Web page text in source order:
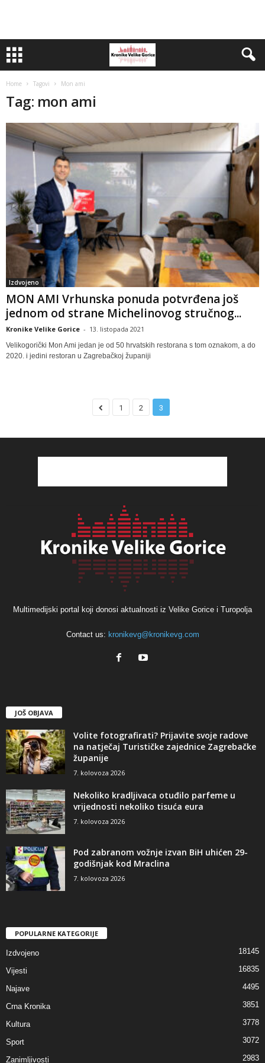
Home Tagovi Mon ami
Tag: mon ami
Izdvojeno
MON AMI Vrhunska ponuda potvrđena još
jednom od strane Michelinovog stručnog...
Kronike Velike Gorice - 13. listopada 2021
Velikogorički Mon Ami jedan je od 50 hrvatskih restorana s tom oznakom, a do
2020. i jedini restoran u Zagrebačkoj županiji
1 2 3
Multimedijski portal koji donosi aktualnosti iz Velike Gorice i Turopolja
Contact us: kronikevg@kronikevg.com
JOŠ OBJAVA
Volite fotografirati? Prijavite svoje radove
na natječaj Turističke zajednice Zagrebačke
županije
7. kolovoza 2026
Nekoliko kradljivaca otuđilo parfeme u
vrijednosti nekoliko tisuća eura
7. kolovoza 2026
Pod zabranom vožnje izvan BiH uhićen 29-
godišnjak kod Mraclina
7. kolovoza 2026
POPULARNE KATEGORIJE
Izdvojeno 18145
Vijesti 16835
Najave 4495
Crna Kronika 3851
Kultura 3778
Sport 3072
Zanimljivosti 2983